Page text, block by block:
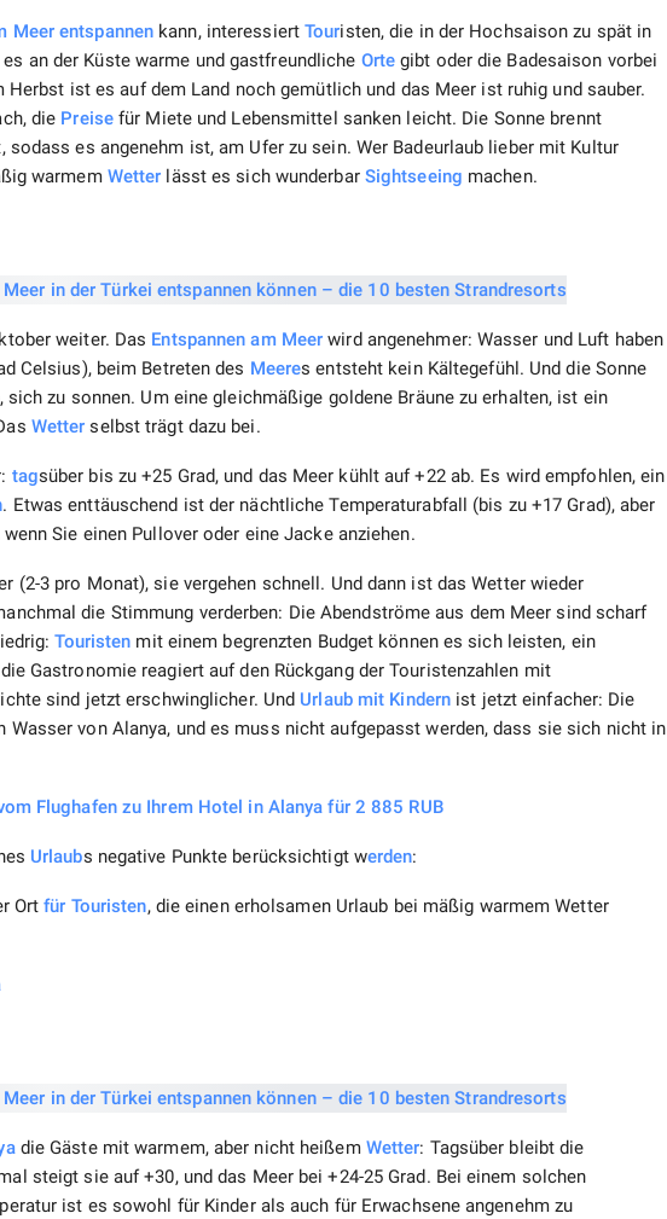
Meer entspannen kann, interessiertTouristen, die in der Hochsaison zu spät in
an der Küste warme und gastfreundliche Ortegibt oder die Badesaison vorbei
ist es auf dem Land noch gemütlich und das Meer ist ruhig und sauber.
die Preisefür Miete und Lebensmittel sanken leicht. Die Sonne brennt
es angenehm ist, am Ufer zu sein. Wer Badeurlaub lieber mit Kultur
warmem Wetter lässt es sich wunderbar Sightseeing machen.
weiter. Das Entspannen am Meer wird angenehmer: Wasser und Luft haben
Celsius), beim Betreten des Meeres entsteht kein Kältegefühl. Und die Sonne
zu sonnen. Um eine gleichmäßige goldene Bräune zu erhalten, ist ein
Wetter selbst trägt dazu bei.
tagsüber bis zu +25 Grad, und das Meer kühlt auf +22 ab. Es wird empfohlen, ein
. Etwas enttäuschend ist der nächtliche Temperaturabfall (bis zu +17 Grad), aber
Sie einen Pullover oder eine Jacke anziehen.
(2-3 pro Monat), sie vergehen schnell. Und dann ist das Wetter wieder
die Stimmung verderben: Die Abendströme aus dem Meer sind scharf
Touristen mit einem begrenzten Budget können es sich leisten, ein
Gastronomie reagiert auf den Rückgang der Touristenzahlen mit
sind jetzt erschwinglicher. Und Urlaub mit Kindern ist jetzt einfacher: Die
Wasser von Alanya, und es muss nicht aufgepasst werden, dass sie sich nicht in
Flughafen zu Ihrem Hotel in Alanya für 2 885 RUB
Urlaubs negative Punkte berücksichtigt werden:
Ortfür Touristen, die einen erholsamen Urlaub bei mäßig warmem Wetter
die Gäste mit warmem, aber nicht heißem Wetter: Tagsüber bleibt die
steigt sie auf +30, und das Meer bei +24-25 Grad. Bei einem solchen
ist es sowohl für Kinder als auch für Erwachsene angenehm zu